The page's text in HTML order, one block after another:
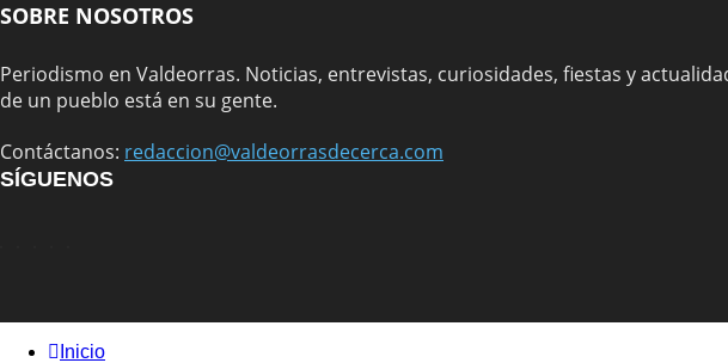
SOBRE NOSOTROS
Periodismo en Valdeorras. Noticias, entrevistas, curiosidades, fiestas y
de un pueblo está en su gente.
Contáctanos: redaccion@valdeorrasdecerca.com
SÍGUENOS
Inicio